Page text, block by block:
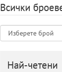
Всички
Най-четени